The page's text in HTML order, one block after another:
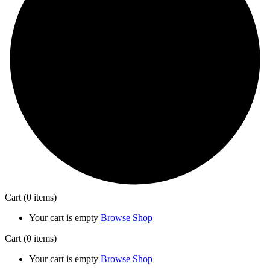
Cart(0 items)
Your cart is empty Browse Shop
Cart(0 items)
Your cart is empty Browse Shop